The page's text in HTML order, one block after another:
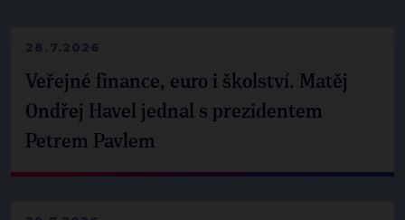
28.7.2026
Veřejné finance, euro i školství. Matěj
Ondřej Havel jednal s prezidentem
Petrem Pavlem